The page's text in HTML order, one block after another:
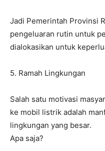
Jadi Pemerintah Provinsi
pengeluaran rutin untuk
dialokasikan untuk
5. Ramah Lingkungan
Salah satu motivasi
ke mobil listrik adalah
lingkungan yang besar.
Apa saja?